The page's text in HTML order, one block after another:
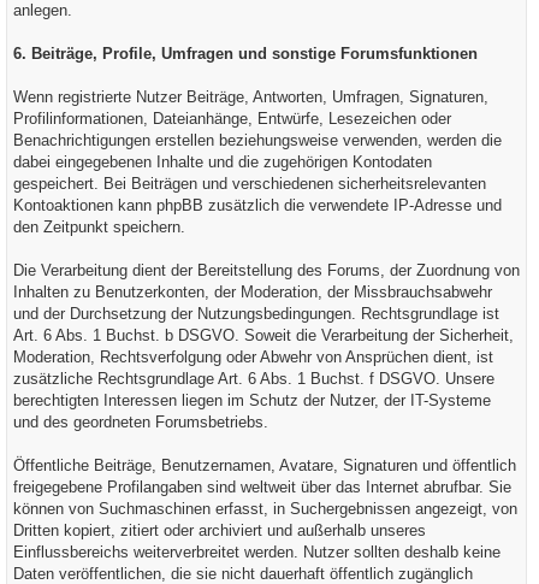
anlegen.
6. Beiträge, Profile, Umfragen und sonstige Forumsfunktionen
Wenn registrierte Nutzer Beiträge, Antworten, Umfragen, Signaturen,
Profilinformationen, Dateianhänge, Entwürfe, Lesezeichen oder
Benachrichtigungen erstellen beziehungsweise verwenden, werden die
dabei eingegebenen Inhalte und die zugehörigen Kontodaten
gespeichert. Bei Beiträgen und verschiedenen sicherheitsrelevanten
Kontoaktionen kann phpBB zusätzlich die verwendete IP-Adresse und
den Zeitpunkt speichern.
Die Verarbeitung dient der Bereitstellung des Forums, der Zuordnung von
Inhalten zu Benutzerkonten, der Moderation, der Missbrauchsabwehr
und der Durchsetzung der Nutzungsbedingungen. Rechtsgrundlage ist
Art. 6 Abs. 1 Buchst. b DSGVO. Soweit die Verarbeitung der Sicherheit,
Moderation, Rechtsverfolgung oder Abwehr von Ansprüchen dient, ist
zusätzliche Rechtsgrundlage Art. 6 Abs. 1 Buchst. f DSGVO. Unsere
berechtigten Interessen liegen im Schutz der Nutzer, der IT-Systeme
und des geordneten Forumsbetriebs.
Öffentliche Beiträge, Benutzernamen, Avatare, Signaturen und öffentlich
freigegebene Profilangaben sind weltweit über das Internet abrufbar. Sie
können von Suchmaschinen erfasst, in Suchergebnissen angezeigt, von
Dritten kopiert, zitiert oder archiviert und außerhalb unseres
Einflussbereichs weiterverbreitet werden. Nutzer sollten deshalb keine
Daten veröffentlichen, die sie nicht dauerhaft öffentlich zugänglich